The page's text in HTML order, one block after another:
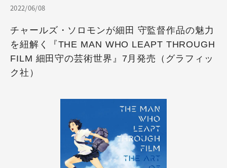
2022/06/08
チャールズ・ソロモンが細田 守監督作品の魅力
を紐解く『THE MAN WHO LEAPT THROUGH
FILM 細田守の芸術世界』7月発売（グラフィッ
ク社）